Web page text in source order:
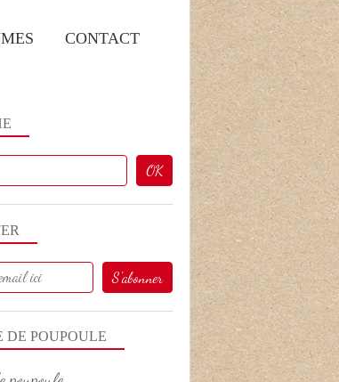
CONTACT
APERO
NOËL
DE POUPOULE